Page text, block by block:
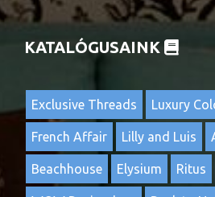
KATALÓGUSAINK
Exclusive Threads Luxury
French Affair Lilly and Luis
Beachhouse Elysium Ritus